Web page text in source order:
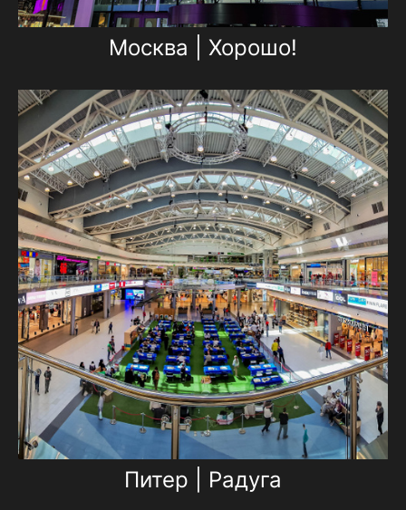
Москва | Хорошо!
Питер | Радуга